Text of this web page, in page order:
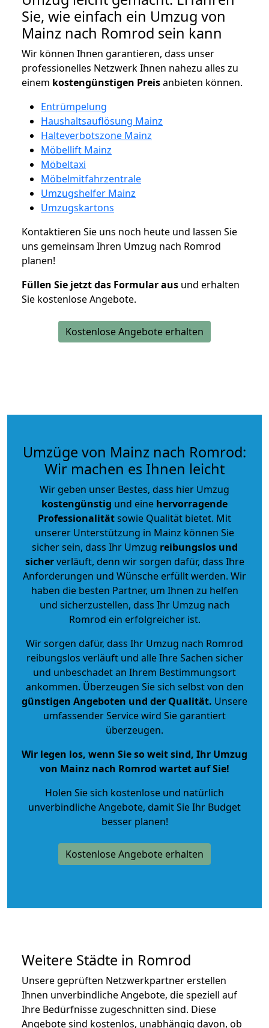
Sie, wie einfach ein Umzug von
Mainz nach Romrod sein kann
Wir können Ihnen garantieren, dass unser
professionelles Netzwerk Ihnen nahezu alles zu
einem kostengünstigen Preisanbieten können.
Entrümpelung
Haushaltsauflösung Mainz
Halteverbotszone Mainz
Möbellift Mainz
Möbeltaxi
Möbelmitfahrzentrale
Umzugshelfer Mainz
Umzugskartons
Kontaktieren Sie uns noch heute und lassen Sie
uns gemeinsam Ihren Umzug nach Romrod
planen!
Füllen Sie jetzt das Formular aus und erhalten
Sie kostenlose Angebote.
Kostenlose Angebote erhalten
Umzüge von Mainz nach Romrod:
Wir machen es Ihnen leicht
Wir geben unser Bestes, dass hier Umzug
kostengünstig und eine hervorragende
Professionalitätsowie Qualität bietet. Mit
unserer Unterstützung in Mainz können Sie
sicher sein, dass Ihr Umzug reibungslos und
sicherverläuft, denn wir sorgen dafür, dass Ihre
Anforderungen und Wünsche erfüllt werden. Wir
haben die besten Partner, um Ihnen zu helfen
und sicherzustellen, dass Ihr Umzug nach
Romrod ein erfolgreicher ist.
Wir sorgen dafür, dass Ihr Umzug nach Romrod
reibungslos verläuft und alle Ihre Sachen sicher
und unbeschadet an Ihrem Bestimmungsort
ankommen. Überzeugen Sie sich selbst von den
günstigen Angeboten und der Qualität. Unsere
umfassender Service wird Sie garantiert
überzeugen.
Wir legen los, wenn Sie so weit sind, Ihr Umzug
von Mainz nach Romrod wartet auf Sie!
Holen Sie sich kostenlose und natürlich
unverbindliche Angebote, damit Sie Ihr Budget
besser planen!
Kostenlose Angebote erhalten
Weitere Städte in Romrod
Unsere geprüften Netzwerkpartner erstellen
Ihnen unverbindliche Angebote, die speziell auf
Ihre Bedürfnisse zugeschnitten sind. Diese
Angebote sind kostenlos, unabhängig davon, ob